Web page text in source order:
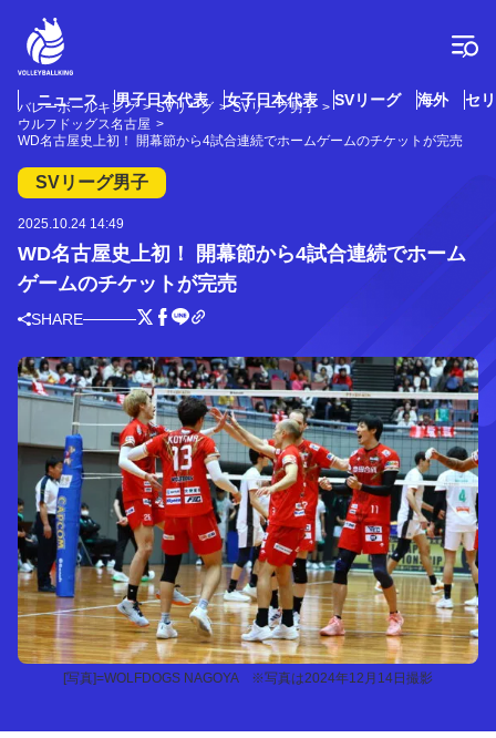
ニュース 男子日本代表 女子日本代表 SVリーグ 海外 セ
バレーボールキング SVリーグ
SVリーグ男子
ウルフドッグス名古屋
WD名古屋史上初！ 開幕節から4試合連続でホームゲームのチケットが完売
SVリーグ男子
2025.10.24 14:49
WD名古屋史上初！ 開幕節から4試合連続でホーム
ゲームのチケットが完売
SHARE
[写真]=WOLFDOGS NAGOYA ※写真は2024年12月14日撮影